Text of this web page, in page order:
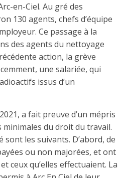
en-Ciel. Au gré des
130 agents, chefs d’équipe
Ce passage à la
des agents du nettoyage
action, la grève
une salariée, qui
issus d’un
a fait preuve d’un mépris
du droit du travail.
les suivants. D’abord, de
ou non majorées, et ont
ceux qu’elles effectuaient. La